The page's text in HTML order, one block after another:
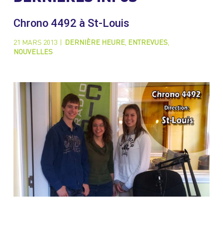
Chrono 4492 à St-Louis
21 MARS 2013 DERNIÈRE HEURE, ENTREVUES,
NOUVELLES